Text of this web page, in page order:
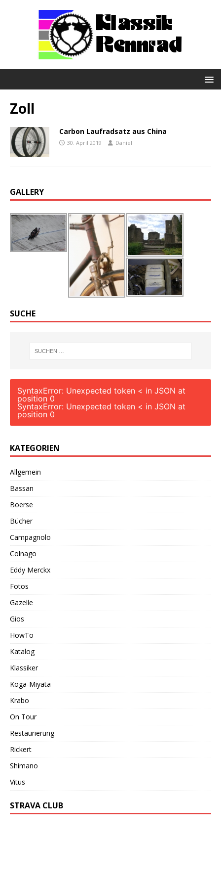
Zoll
Carbon Laufradsatz aus China
30. April 2019 Daniel
GALLERY
SUCHE
SyntaxError: Unexpected token < in JSON at
position 0
SyntaxError: Unexpected token < in JSON at
position 0
KATEGORIEN
Allgemein
Bassan
Boerse
Bücher
Campagnolo
Colnago
Eddy Merckx
Fotos
Gazelle
Gios
HowTo
Katalog
Klassiker
Koga-Miyata
Krabo
On Tour
Restaurierung
Rickert
Shimano
Vitus
STRAVA CLUB